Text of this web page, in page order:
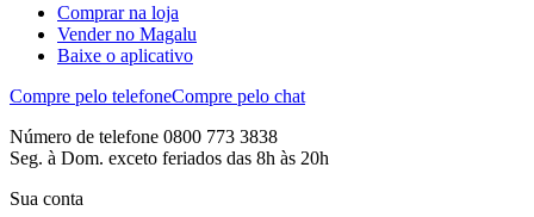
Comprar na loja
Vender no Magalu
Baixe o aplicativo
Compre pelo telefoneCompre pelo chat
Número de telefone 0800 773 3838
Seg. à Dom. exceto feriados das 8h às 20h
Sua conta